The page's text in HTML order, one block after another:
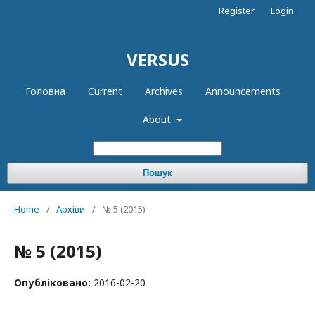
VERSUS
Головна Current Archives Announcements
About
Пошук
Register Login
Home / Архіви / № 5 (2015)
№ 5 (2015)
Опубліковано: 2016-02-20